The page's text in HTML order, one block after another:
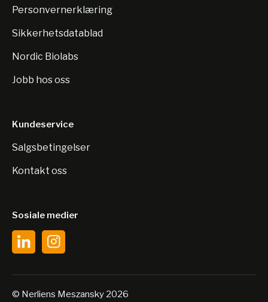
Personvernerklæring
Sikkerhetsdatablad
Nordic Biolabs
Jobb hos oss
Kundeservice
Salgsbetingelser
Kontakt oss
Sosiale medier
© Nerliens Meszansky 2026